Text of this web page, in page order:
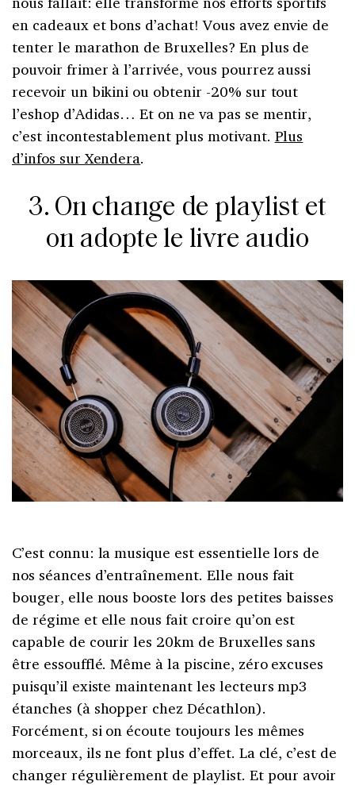
en cadeaux et bons d’achat! Vous avez envie de
tenter le marathon de Bruxelles? En plus de
pouvoir frimer à l’arrivée, vous pourrez aussi
recevoir un bikini ou obtenir -20% sur tout
l’eshop d’Adidas… Et on ne va pas se mentir,
c’est incontestablement plus motivant. Plus
d’infos sur Xendera.
3. On change de playlist et
on adopte le livre audio
C’est connu: la musique est essentielle lors de
nos séances d’entraînement. Elle nous fait
bouger, elle nous booste lors des petites baisses
de régime et elle nous fait croire qu’on est
capable de courir les 20km de Bruxelles sans
être essoufflé. Même à la piscine, zéro excuses
puisqu’il existe maintenant les lecteurs mp3
étanches (à shopper chez Décathlon).
Forcément, si on écoute toujours les mêmes
morceaux, ils ne font plus d’effet. La clé, c’est de
changer régulièrement de playlist. Et pour avoir